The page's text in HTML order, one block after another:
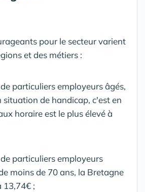
pour le secteur varient
et des métiers :
de particuliers employeurs âgés,
situation de handicap, c'est en
horaire est le plus élevé à
de particuliers employeurs
moins de 70 ans, la Bretagne
13,74€ ;